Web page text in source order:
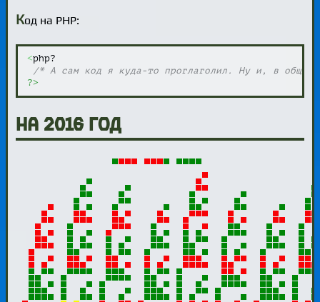
Код на PHP:
<php?
/* А сам код я куда-то проглаголил. Ну и, в
?>
на 2016 год